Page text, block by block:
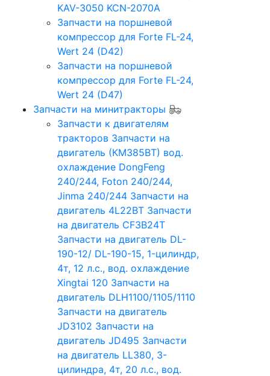
KAV-3050 KCN-2070A
Запчасти на поршневой
компрессор для Forte FL-24,
Wert 24 (D42)
Запчасти на поршневой
компрессор для Forte FL-24,
Wert 24 (D47)
Запчасти на минитракторы
Запчасти к двигателям
тракторов Запчасти на
двигатель (КМ385ВТ) вод.
охлаждение DongFeng
240/244, Foton 240/244,
Jinma 240/244 Запчасти на
двигатель 4L22BT Запчасти
на двигатель CF3B24T
Запчасти на двигатель DL-
190-12/ DL-190-15, 1-цилиндр,
4т, 12 л.с., вод. охлаждение
Xingtai 120 Запчасти на
двигатель DLH1100/1105/1110
Запчасти на двигатель
JD3102 Запчасти на
двигатель JD495 Запчасти
на двигатель LL380, 3-
цилиндра, 4т, 20 л.с., вод.